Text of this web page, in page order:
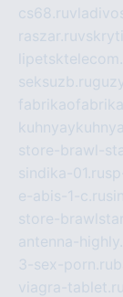
cs68.ru
raszar.ru
seksuzb.ru
store-brawl-
sindika-01.ru
e-abis-1-c.ru
store-
antenna-
3-sex-porn.ru
viagra-tablet.ru